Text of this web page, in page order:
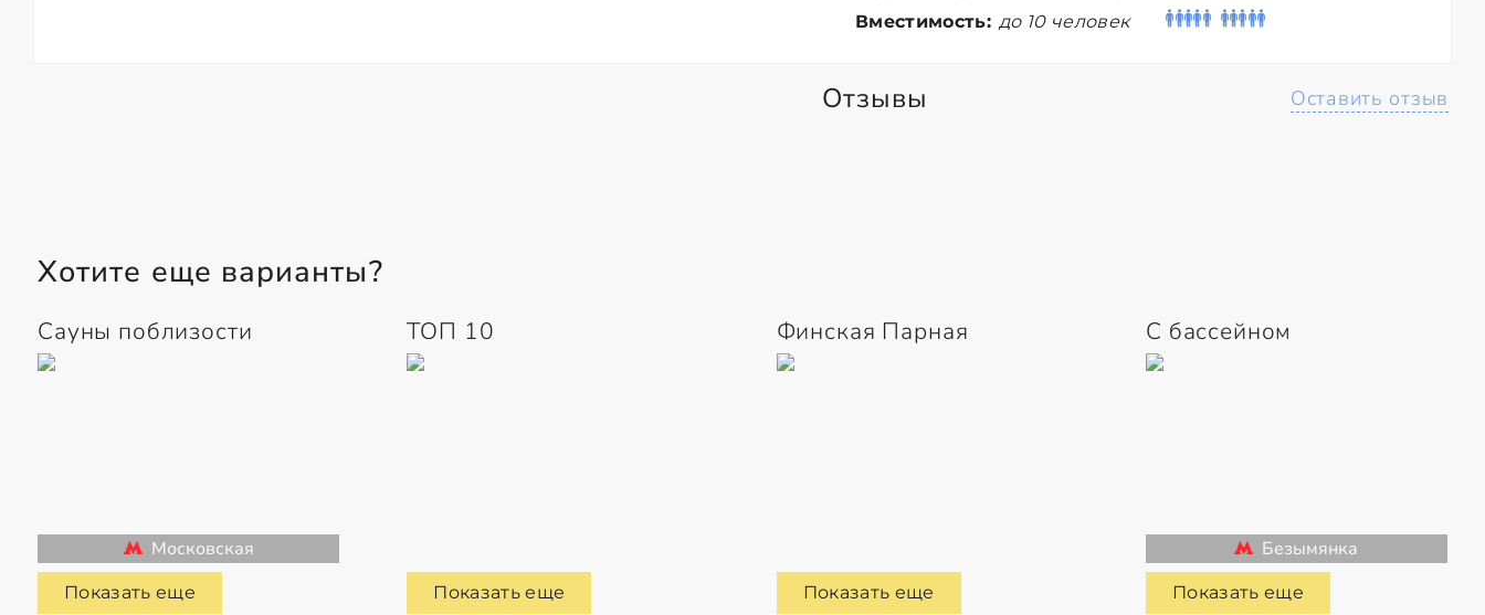
Вместимость: до 10 человек
Отзывы Оставить отзыв
Хотите еще варианты?
Сауны поблизости
Московская
Показать еще
ТОП 10
Показать еще
Финская Парная
Показать еще
С бассейном
Безымянка
Показать еще